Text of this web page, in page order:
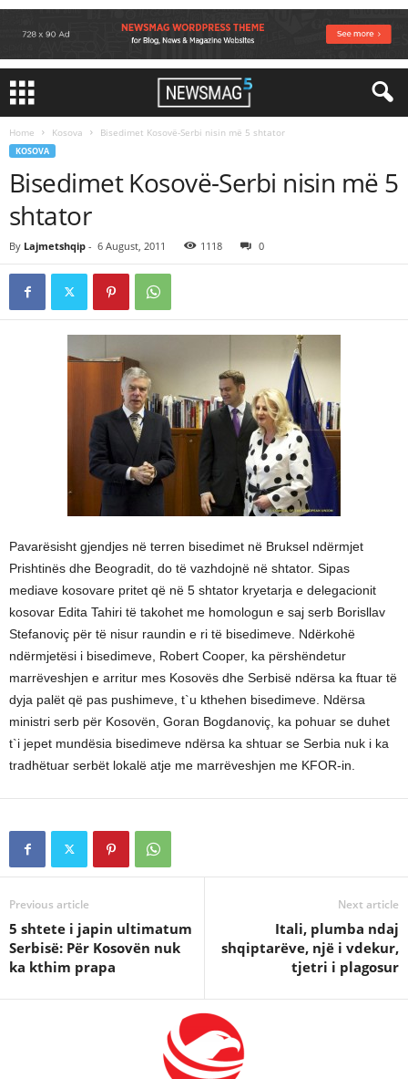
Home Kosova Bisedimet Kosovë-Serbi nisin më 5 shtator
KOSOVA
Bisedimet Kosovë-Serbi nisin më 5
shtator
By Lajmetshqip - 6 August, 2011 1118 0
Pavarësisht gjendjes në terren bisedimet në Bruksel ndërmjet
Prishtinës dhe Beogradit, do të vazhdojnë në shtator. Sipas
mediave kosovare pritet që në 5 shtator kryetarja e delegacionit
kosovar Edita Tahiri të takohet me homologun e saj serb Borisllav
Stefanoviç për të nisur raundin e ri të bisedimeve. Ndërkohë
ndërmjetësi i bisedimeve, Robert Cooper, ka përshëndetur
marrëveshjen e arritur mes Kosovës dhe Serbisë ndërsa ka ftuar të
dyja palët që pas pushimeve, t`u kthehen bisedimeve. Ndërsa
ministri serb për Kosovën, Goran Bogdanoviç, ka pohuar se duhet
t`i jepet mundësia bisedimeve ndërsa ka shtuar se Serbia nuk i ka
tradhëtuar serbët lokalë atje me marrëveshjen me KFOR-in.
Previous article
5 shtete i japin ultimatum
Serbisë: Për Kosovën nuk
ka kthim prapa
Next article
Itali, plumba ndaj
shqiptarëve, një i vdekur,
tjetri i plagosur